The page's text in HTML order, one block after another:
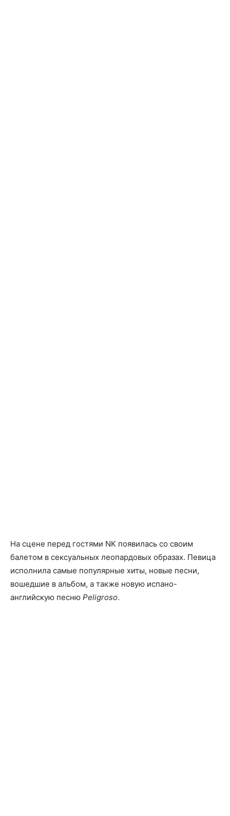
На сцене перед гостями NK появилась со своим
балетом в сексуальных леопардовых образах. Певица
исполнила самые популярные хиты, новые песни,
вошедшие в альбом, а также новую испано-
английскую песню Peligroso.